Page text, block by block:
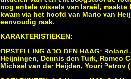
nog enkele wissels van Israël,
kwam via het hoofd van Mario van
eenvoudig raak.
KARAKTERISTIEKEN:
OPSTELLING ADO DEN HAAG:
Heijningen, Dennis den Turk, Romeo
Michael van der Heijden, Youri Petrov